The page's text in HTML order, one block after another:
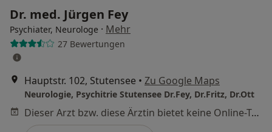
Dr. med. Jürgen Fey
Psychiater, Neurologe · Mehr
27 Bewertungen
Hauptstr. 102, Stutensee • Zu Google Maps
Neurologie, Psychitrie Stutensee Dr.Fey, Dr.Fritz, Dr.Ott
Dieser Arzt bzw. diese Ärztin bietet keine Online-Terminbuchung an diesem Standort an.